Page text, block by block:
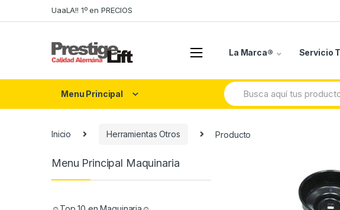
to
to
UaaLA!! 1º en PRECIOS
La Marca® Servicio
Menu Principal
Search
for:
Inicio Herramientas Otros Producto
Menu Principal Maquinaria